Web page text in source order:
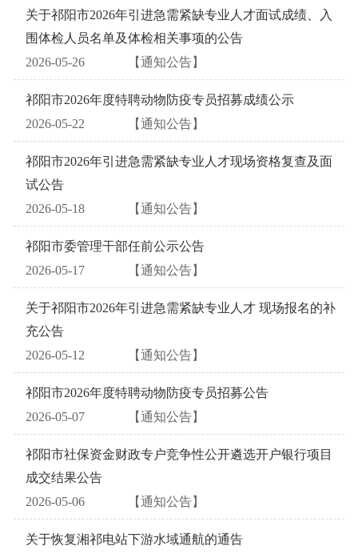
关于祁阳市2026年引进急需紧缺专业人才面试成绩、入
围体检人员名单及体检相关事项的公告
2026-05-26
【通知公告】
祁阳市2026年度特聘动物防疫专员招募成绩公示
2026-05-22
【通知公告】
祁阳市2026年引进急需紧缺专业人才现场资格复查及面
试公告
2026-05-18
【通知公告】
祁阳市委管理干部任前公示公告
2026-05-17
【通知公告】
关于祁阳市2026年引进急需紧缺专业人才 现场报名的补
充公告
2026-05-12
【通知公告】
祁阳市2026年度特聘动物防疫专员招募公告
2026-05-07
【通知公告】
祁阳市社保资金财政专户竞争性公开遴选开户银行项目
成交结果公告
2026-05-06
【通知公告】
关于恢复湘祁电站下游水域通航的通告